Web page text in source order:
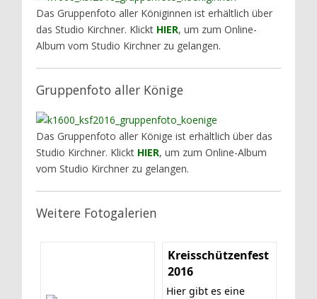
Das Gruppenfoto aller Königinnen ist erhältlich über
das Studio Kirchner. Klickt HIER, um zum Online-
Album vom Studio Kirchner zu gelangen.
Gruppenfoto aller Könige
Das Gruppenfoto aller Könige ist erhältlich über das
Studio Kirchner. Klickt HIER, um zum Online-Album
vom Studio Kirchner zu gelangen.
Weitere Fotogalerien
Kreisschützenfest
2016
Hier gibt es eine